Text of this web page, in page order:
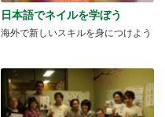
日本語でネイルを学ぼう
海外で新しいスキルを身につけよう